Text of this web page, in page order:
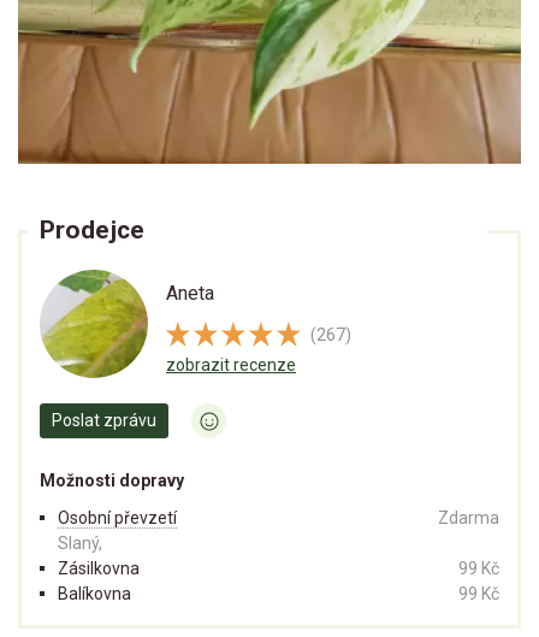
Prodejce
Aneta
(267)
zobrazit recenze
Poslat zprávu
Možnosti dopravy
Osobní převzetí
Slaný,
Zdarma
Zásilkovna
99 Kč
Balíkovna
99 Kč